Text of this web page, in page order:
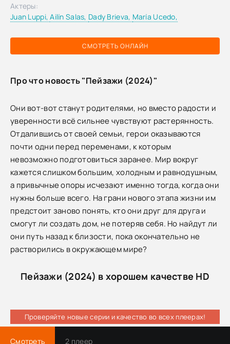
СМОТРЕТЬ ОНЛАЙН
Актеры:
Juan Luppi,Ailín Salas, Dady Brieva, María Ucedo,
Про что новость "Пейзажи (2024)"
Они вот-вот станут родителями, но вместо радости и
уверенности всё сильнее чувствуют растерянность.
Отдалившись от своей семьи, герои оказываются
почти одни перед переменами, к которым
невозможно подготовиться заранее. Мир вокруг
кажется слишком большим, холодным и равнодушным,
а привычные опоры исчезают именно тогда, когда они
нужны больше всего. На грани нового этапа жизни им
предстоит заново понять, кто они друг для друга и
смогут ли создать дом, не потеряв себя. Но найдут ли
они путь назад к близости, пока окончательно не
растворились в окружающем мире?
Пейзажи (2024) в хорошем качестве HD
Проверяйте новые серии и качество во всех плеерах!
Смотреть 2 плеер